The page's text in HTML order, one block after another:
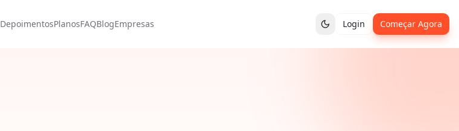
DepoimentosPlanosFAQBlogEmpresas Login Começar Agora